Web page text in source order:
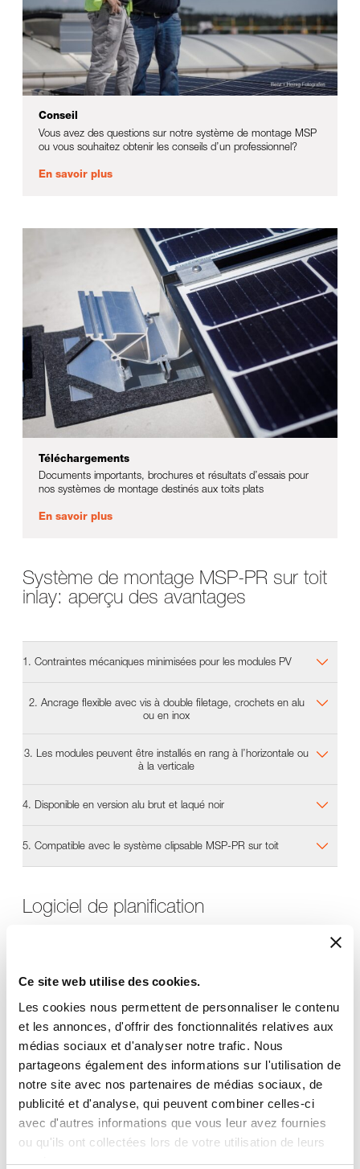
Ce site web utilise des cookies.
Les cookies nous permettent de personnaliser le contenu
et les annonces, d'offrir des fonctionnalités relatives aux
médias sociaux et d'analyser notre trafic. Nous
partageons également des informations sur l'utilisation de
notre site avec nos partenaires de médias sociaux, de
publicité et d'analyse, qui peuvent combiner celles-ci
avec d'autres informations que vous leur avez fournies
ou qu'ils ont collectées lors de votre utilisation de leurs
services.
Conseil
Vous avez des questions sur notre système de montage MSP
ou vous souhaitez obtenir les conseils d’un professionnel?
En savoir plus
Téléchargements
Documents importants, brochures et résultats d’essais pour
nos systèmes de montage destinés aux toits plats
En savoir plus
Système de montage MSP-PR sur toit
inlay: aperçu des avantages
1. Contraintes mécaniques minimisées pour les modules PV
2. Ancrage flexible avec vis à double filetage, crochets en alu
ou en inox
3. Les modules peuvent être installés en rang à l’horizontale ou
à la verticale
4. Disponible en version alu brut et laqué noir
5. Compatible avec le système clipsable MSP-PR sur toit
Logiciel de planification
et facile.
Voir le logiciel de planification Solar.Pro.Tool pour le système de